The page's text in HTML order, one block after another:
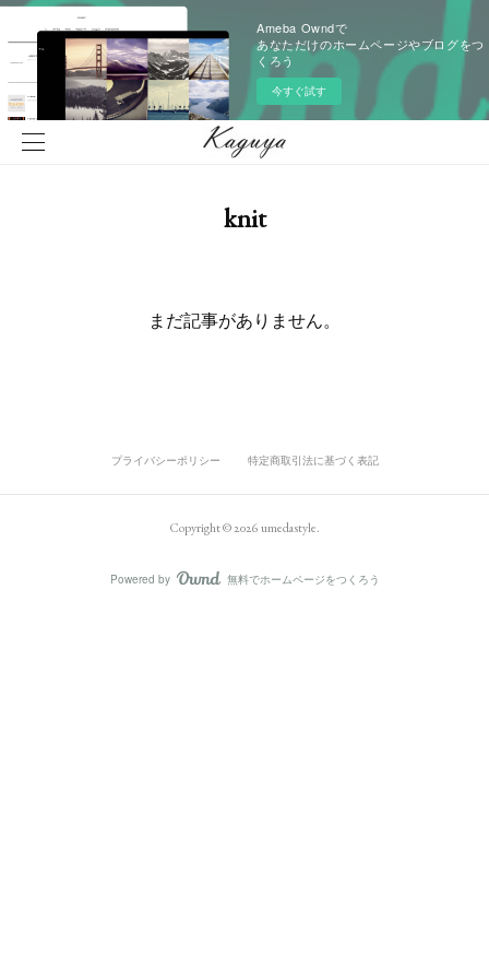
Ameba Owndで
あなただけのホームページやブログをつ
くろう
今すぐ試す
knit
まだ記事がありません。
プライバシーポリシー 特定商取引法に基づく表記
Copyright ©2026umedastyle.
Powered by AmebaOwnd
無料でホームページをつくろう